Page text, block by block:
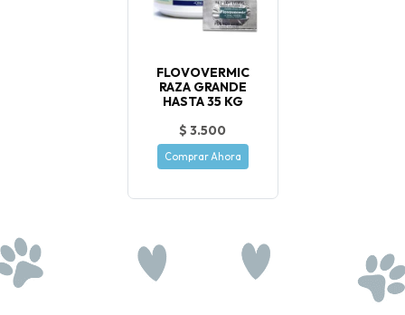
FLOVOVERMIC
RAZA GRANDE
HASTA 35 KG
$ 3.500
Comprar Ahora